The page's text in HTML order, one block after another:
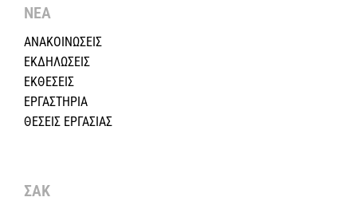
ΝΕΑ
ΑΝΑΚΟΙΝΩΣΕΙΣ
ΕΚΔΗΛΩΣΕΙΣ
ΕΚΘΕΣΕΙΣ
ΕΡΓΑΣΤΗΡΙΑ
ΘΕΣΕΙΣ ΕΡΓΑΣΙΑΣ
ΣΑΚ